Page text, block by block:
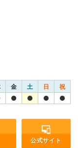
金 土 日 祝
公式サイト